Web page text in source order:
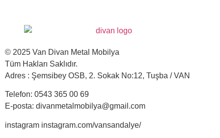
© 2025 Van Divan Metal Mobilya
Tüm Hakları Saklıdır.
Adres : Şemsibey OSB, 2. Sokak No:12, Tuşba / VAN
Telefon: 0543 365 00 69
E-posta: divanmetalmobilya@gmail.com
instagram instagram.com/vansandalye/